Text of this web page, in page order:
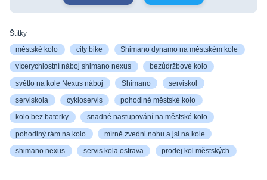
Štítky
městské kolo city bike Shimano dynamo na městském kole
vícerychlostní náboj shimano nexus bezůdržbové kolo
světlo na kole Nexus náboj Shimano serviskol
serviskola cykloservis pohodlné městské kolo
kolo bez baterky snadné nastupování na městské kolo
pohodlný rám na kolo mírně zvedni nohu a jsi na kole
shimano nexus servis kola ostrava prodej kol městských